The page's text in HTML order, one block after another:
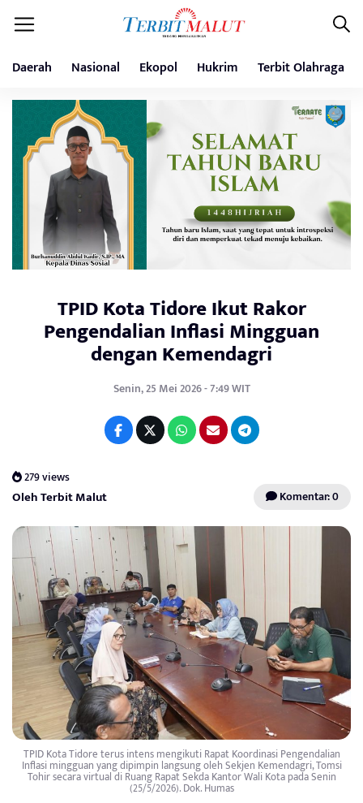
Daerah Nasional Ekopol Hukrim Terbit Olahraga
TPID Kota Tidore Ikut Rakor
Pengendalian Inflasi Mingguan
dengan Kemendagri
Senin, 25 Mei 2026 - 7:49 WIT
279 views
Oleh Terbit Malut Komentar: 0
TPID Kota Tidore terus intens mengikuti Rapat Koordinasi Pengendalian
Inflasi mingguan yang dipimpin langsung oleh Sekjen Kemendagri, Tomsi
Tohir secara virtual di Ruang Rapat Sekda Kantor Wali Kota pada Senin
(25/5/2026). Dok. Humas